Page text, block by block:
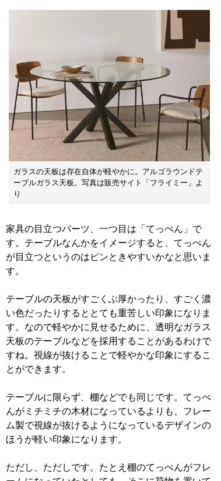
ガラスの天板は存在自体が軽やかに。アルゴラウンドテ
ーブルガラス天板。写真は販売サイト「フライミー」よ
り
家具の目立つパーツ、一つ目は「てっぺん」で
す。テーブルなんかをイメージすると、てっぺん
が目立つというのはピンときやすいかなと思いま
す。
テーブルの天板がすごくぶ厚かったり、すごく濃
い色だったりするととても重苦しい印象になりま
す。なので軽やかに見せるために、透明なガラス
天板のテーブルなどを採用することがあるわけで
すね。視線が抜けることで軽やかな印象にするこ
とができます。
テーブルに限らず、棚などでも同じです。てっぺ
んがミチミチの木材になっているよりも、フレー
ム製で視線が抜けるようになっているデザインの
ほうが軽い印象になります。
ただし、ただしです。たとえ棚のてっぺんがフレ